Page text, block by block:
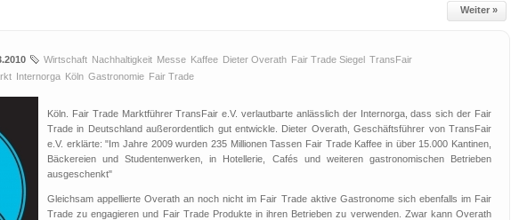
Weiter »
Wirtschaft Nachhaltigkeit Messe Kaffee Dieter Overath Fair Trade Siegel TransFair
Internorga Köln Gastronomie Fair Trade
Köln. Fair Trade Marktführer TransFair e.V. verlautbarte anlässlich der Internorga, dass sich der Fair
Trade in Deutschland außerordentlich gut entwickle. Dieter Overath, Geschäftsführer von TransFair
e.V. erklärte: "Im Jahre 2009 wurden 235 Millionen Tassen Fair Trade Kaffee in über 15.000 Kantinen,
Bäckereien und Studentenwerken, in Hotellerie, Cafés und weiteren gastronomischen Betrieben
ausgeschenkt"
Gleichsam appellierte Overath an noch nicht im Fair Trade aktive Gastronome sich ebenfalls im Fair
Trade zu engagieren und Fair Trade Produkte in ihren Betrieben zu verwenden. Zwar kann Overath